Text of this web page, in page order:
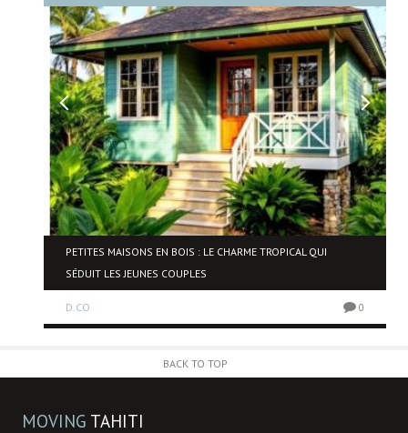
PETITES MAISONS EN BOIS : LE CHARME TROPICAL QUI
SÉDUIT LES JEUNES COUPLES
D.CO 0
BACK TO TOP
MOVING TAHITI